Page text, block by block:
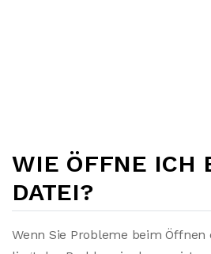
WIE ÖFFNE ICH
DATEI?
Wenn Sie Probleme beim Öffnen